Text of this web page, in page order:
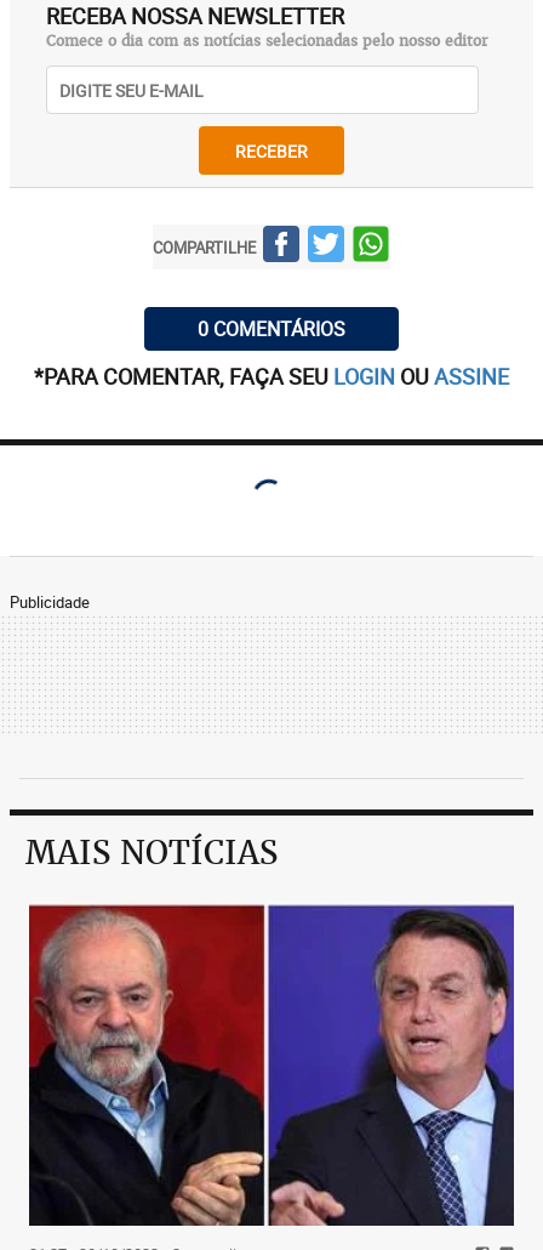
RECEBA NOSSA NEWSLETTER
Comece o dia com as notícias selecionadas pelo nosso editor
RECEBER
COMPARTILHE
0 COMENTÁRIOS
*PARA COMENTAR, FAÇA SEU LOGIN OUASSINE
Publicidade
MAIS NOTÍCIAS